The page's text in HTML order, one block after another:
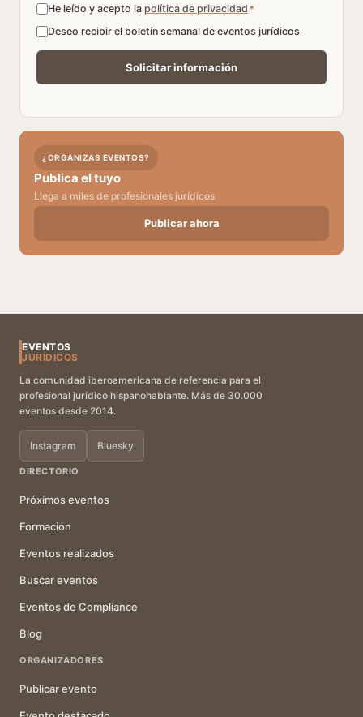
He leído y acepto la política de privacidad *
Deseo recibir el boletín semanal de eventos jurídicos
¿ORGANIZAS EVENTOS?
Publica el tuyo
Llega a miles de profesionales jurídicos
Publicar ahora
EVENTOS
JURÍDICOS
La comunidad iberoamericana de referencia para el
profesional jurídico hispanohablante. Más de 30.000
eventos desde 2014.
Instagram Bluesky
DIRECTORIO
Próximos eventos
Formación
Eventos realizados
Buscar eventos
Eventos de Compliance
Blog
ORGANIZADORES
Publicar evento